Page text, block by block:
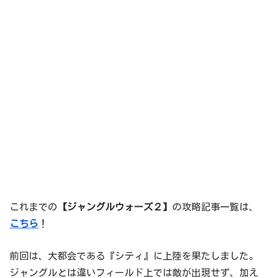
これまでの 【ジャングルウォーズ２】 の攻略記事一覧は、
こちら ！
前回は、大都会である『シティ』に上陸を果たしました。
ジャングルとは違いフィールド上では敵が出現せず、加え